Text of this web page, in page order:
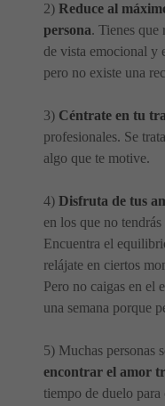
2) Reduce al
persona. Tienes que
de vista emocional y
pero no existe una
3) Céntrate en tu
profesionales. Se
algo que te motive.
4) Disfruta de tus
en los que no
Encuentra el
relájate en ciertos
Pero no caigas en el
una semana porque
5) Muchas personas
encontrar el amor
tiempo de duelo para